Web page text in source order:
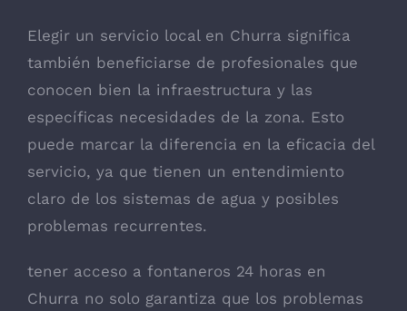
Elegir un servicio local en Churra significa
también beneficiarse de profesionales que
conocen bien la infraestructura y las
específicas necesidades de la zona. Esto
puede marcar la diferencia en la eficacia del
servicio, ya que tienen un entendimiento
claro de los sistemas de agua y posibles
problemas recurrentes.
tener acceso a fontaneros 24 horas en
Churra no solo garantiza que los problemas